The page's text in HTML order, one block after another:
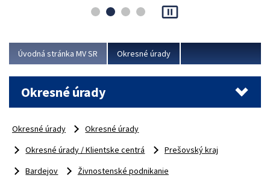
asociácie poisťovní (SLASPO) a Ministerstva vnútra SR.
Viac
pause_presentation
Úvodná stránka MV SR Okresné úrady
Okresné úrady
Okresné úrady
Okresné úrady
Okresné úrady / Klientske centrá
Prešovský kraj
Bardejov
Živnostenské podnikanie